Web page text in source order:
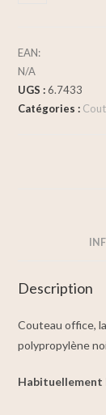
EAN:
N/A
UGS :6.7433
Catégories :
Description
Couteau office,
polypropylène
Habituellement